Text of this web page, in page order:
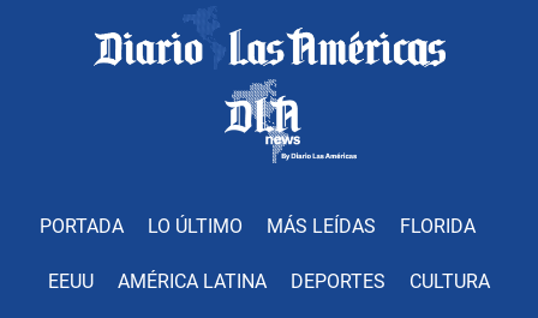
PORTADA LO ÚLTIMO MÁS LEÍDAS FLORIDA
EEUU AMÉRICA LATINA DEPORTES CULTURA